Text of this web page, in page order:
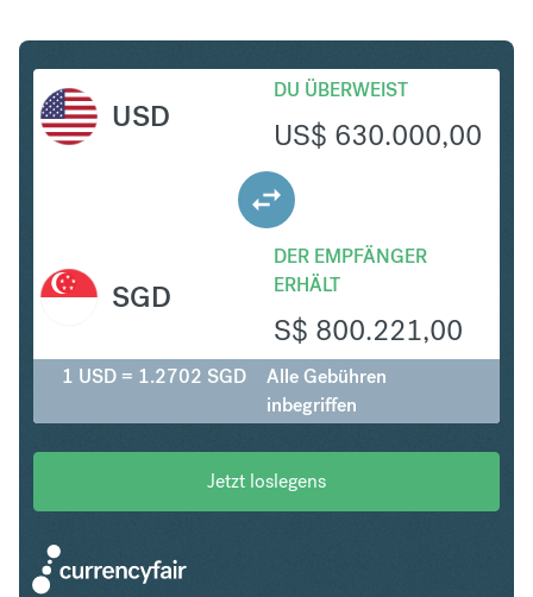
USD
DU ÜBERWEIST
US$ 630.000,00
DER EMPFÄNGER
ERHÄLT
S$ 800.221,00
SGD
1 USD = 1.2702 SGD
Alle Gebühren
inbegriffen
Jetzt loslegens